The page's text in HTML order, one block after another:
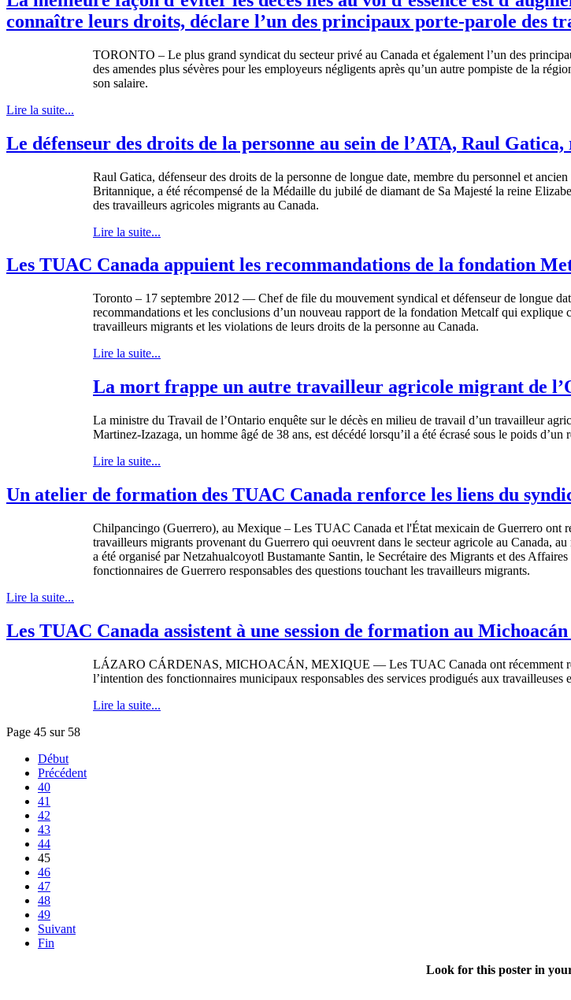
connaître leurs droits, déclare l’un des principaux porte-parole des
TORONTO – Le plus grand syndicat du secteur privé au Canada et également l’un des
des amendes plus sévères pour les employeurs négligents après qu’un autre pompiste de la
son salaire.
Lire la suite...
Le défenseur des droits de la personne au sein de l’ATA, Raul
Raul Gatica, défenseurdes droits de la personne de longue date, membre du personnel et ancien
Britannique, a été récompensé de la Médaille du jubilé de diamant de Sa Majesté la reine
des travailleurs agricoles migrants au Canada.
Lire la suite...
Les TUAC Canada appuient les recommandations de la fondation
Toronto – 17 septembre 2012 — Chef de file du mouvement syndical et défenseurde longue
recommandations et les conclusions d’un nouveau rapport de la fondation Metcalf qui explique
travailleurs migrants et les violations de leurs droits de la personne au Canada.
Lire la suite...
La mort frappe un autre travailleur agricole migrant de
La ministre du Travail de l’Ontario enquête surle décès en milieu de travail d’un travailleur
Martinez-Izazaga, un homme âgé de 38 ans, est décédé lorsqu’il a été écrasé sous le poids d’un
Lire la suite...
Un atelier de formation des TUAC Canada renforce les liens du
Chilpancingo (Guerrero), au Mexique – Les TUAC Canada et l'État mexicain de Guerrero ont
travailleurs migrants provenant du Guerrero qui oeuvrent dans le secteur agricole au Canada, au
a été organisé parNetzahualcoyotl Bustamante Santin, le Secrétaire des Migrants et des Affaires
fonctionnaires de Guerrero responsables des questions touchant les travailleurs migrants.
Lire la suite...
Les TUAC Canada assistent à une session de formation au
LÁZARO CÁRDENAS, MICHOACÁN, MEXIQUE — Les TUAC Canada ont récemment
l’intention des fonctionnaires municipaux responsables des services prodigués aux travailleuses
Lire la suite...
Page 45 sur 58
Début
Précédent
40
41
42
43
44
45
46
47
48
49
Suivant
Fin
Look for this poster in